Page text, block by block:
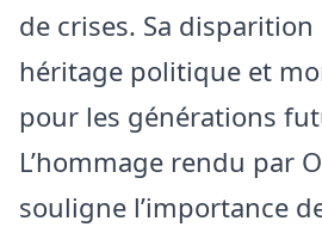
de crises. Sa disparition
héritage politique et
pour les générations
L’hommage rendu par
souligne l’importance